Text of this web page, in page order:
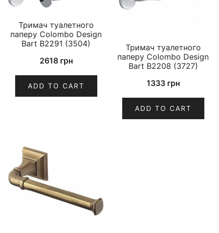
Тримач туалетного
паперу Colombo Design
Bart B2291 (3504)
2618 грн
ADD TO CART
Тримач туалетного
паперу Colombo Design
Bart B2208 (3727)
1333 грн
ADD TO CART